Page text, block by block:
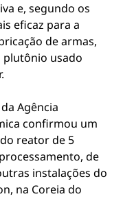
e, segundo os
eficaz para a
de armas,
plutônio usado
Agência
confirmou um
reator de 5
de
instalações do
na Coreia do